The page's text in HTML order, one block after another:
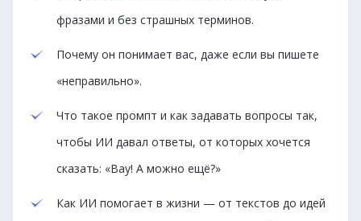
фразами и без страшных терминов.
Почему он понимает вас, даже если вы пишете
«неправильно».
Что такое промпт и как задавать вопросы так,
чтобы ИИ давал ответы, от которых хочется
сказать: «Вау! А можно ещё?»
Как ИИ помогает в жизни — от текстов до идей